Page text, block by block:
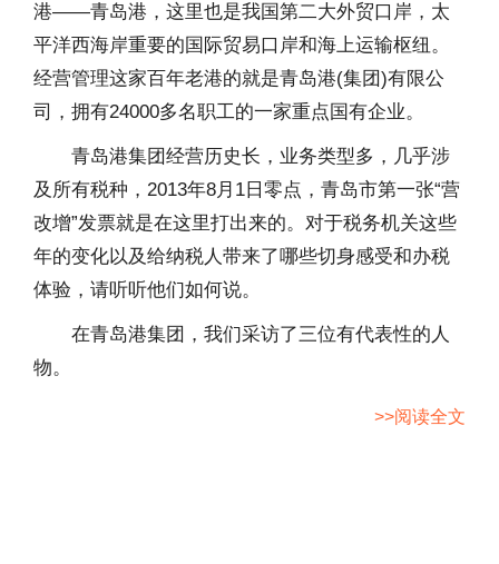
港——青岛港，这里也是我国第二大外贸口岸，太
平洋西海岸重要的国际贸易口岸和海上运输枢纽。
经营管理这家百年老港的就是青岛港(集团)有限公
司，拥有24000多名职工的一家重点国有企业。
青岛港集团经营历史长，业务类型多，几乎涉
及所有税种，2013年8月1日零点，青岛市第一张“营
改增”发票就是在这里打出来的。对于税务机关这些
年的变化以及给纳税人带来了哪些切身感受和办税
体验，请听听他们如何说。
在青岛港集团，我们采访了三位有代表性的人
物。
>>阅读全文